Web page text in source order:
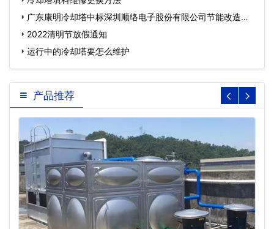
广东康明冷却塔中标深圳顺络电子股份有限公司节能改造工
程…2022清明节放假通知
运行中的冷却塔要怎么维护
产品推荐